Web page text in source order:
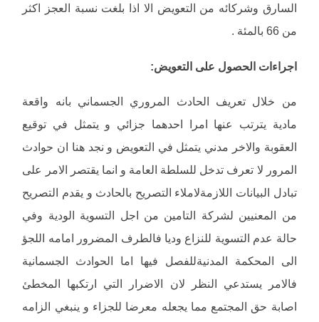
السارق وشركائه من التعويض الا اذا بلغت نسبة العجز اكثر
من 66 بالمئة .
اجراءات الحصول على التعويض:
من خلال تعريف الحادث المروري الجسماني بانه واقعة
مادية يترتب عنها امرا احدهما جزائي و يتمثل في توقيع
العقوبة والاخر مدني يتمثل في التعويض و نجد هنا ان حوادث
المرور لا تعرف تدخل للسلطة العامة و انما يقتصر الامر على
تبادل البيانات اللازمةلاملاء التصريح بالحادث و يقدم التصريح
من المعنيين لشركة التامين من اجل التسوية الودية وفي
حالة عدم التسوية للنزاع وديا فالطرف المضرور امامه اللجؤ
الى المحكمة المدنيةللفصل فيها اما الحوادث الجسمانية
فالامر يستدعي النظر لان الاضرار التي ارتكبها المخطئ
اصابة حق المجتمع مما يجعله معرضا للجزاء و ينبغي الزامه